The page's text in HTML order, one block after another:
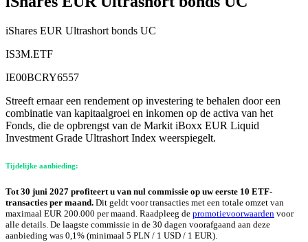
iShares EUR Ultrashort bonds UC
IS3M.ETF
IE00BCRY6557
Streeft ernaar een rendement op investering te behalen door een
combinatie van kapitaalgroei en inkomen op de activa van het
Fonds, die de opbrengst van de Markit iBoxx EUR Liquid
Investment Grade Ultrashort Index weerspiegelt.
Tijdelijke aanbieding:
Tot 30 juni 2027 profiteert u van nul commissie op uw eerste 10 ETF-
transacties per maand. Dit geldt voor transacties met een totale omzet van
maximaal EUR 200.000 per maand. Raadpleeg de promotievoorwaarden voor
alle details. De laagste commissie in de 30 dagen voorafgaand aan deze
aanbieding was 0,1% (minimaal 5 PLN / 1 USD / 1 EUR).